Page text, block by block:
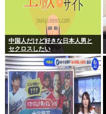
中国人だけど好きな日本人男と
セクロスしたい